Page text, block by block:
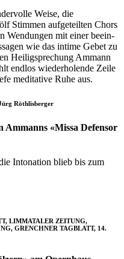
Weise, die
Stimmen aufgeteilten Chors
Wendungen mit einer beein­
wie das intime Gebet zu
Heiligsprechung Ammann
endlos wiederholende Zeile
meditative Ruhe aus.
Röthlisberger
«Missa Defensor
Intonation blieb bis zum
LIMMATALER ZEITUNG,
GRENCHNER TAGBLATT, 14.